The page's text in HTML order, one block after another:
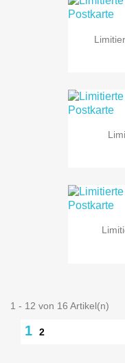
1 - 12 von 16 Artikel(n)
1 2